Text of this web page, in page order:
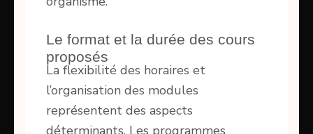
Le format et la durée des cours
proposés
La flexibilité des horaires et
l’organisation des modules
représentent des aspects